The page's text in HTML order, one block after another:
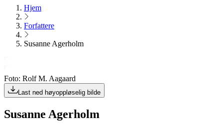
Hjem
Forfattere
Susanne Agerholm
Foto: Rolf M. Aagaard
Last ned høyoppløselig bilde
Susanne Agerholm